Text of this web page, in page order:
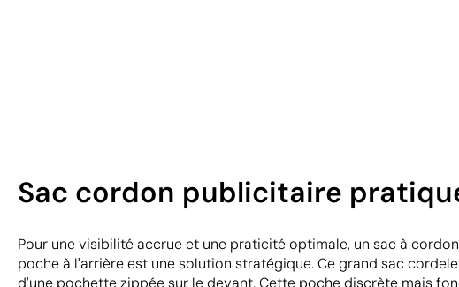
Sac cordon publicitaire
Pour une visibilité accrue et une praticité optimale, un sac à
poche à l'arrière est une solution stratégique. Ce grand sac